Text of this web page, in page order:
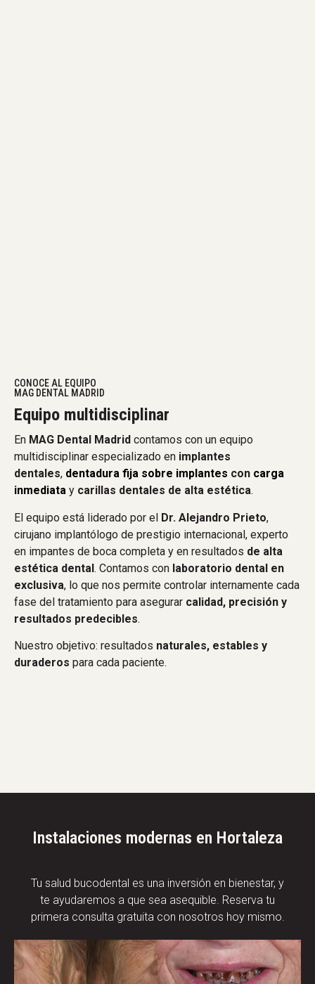
CONOCE AL EQUIPO
MAG DENTAL MADRID
Equipo multidisciplinar
En MAG Dental Madrid contamos con un equipo
multidisciplinar especializado en implantes
dentales, dentadura fija sobre implantes con carga
inmediata y carillas dentales de alta estética.
El equipo está liderado por el Dr. Alejandro Prieto,
cirujano implantólogo de prestigio internacional, experto
en impantes de boca completa y en resultados de alta
estética dental. Contamos con laboratorio dental en
exclusiva, lo que nos permite controlar internamente cada
fase del tratamiento para asegurar calidad, precisión y
resultados predecibles.
Nuestro objetivo: resultados naturales, estables y
duraderos para cada paciente.
Instalaciones modernas en Hortaleza
Tu salud bucodental es una inversión en bienestar, y
te ayudaremos a que sea asequible. Reserva tu
primera consulta gratuita con nosotros hoy mismo.